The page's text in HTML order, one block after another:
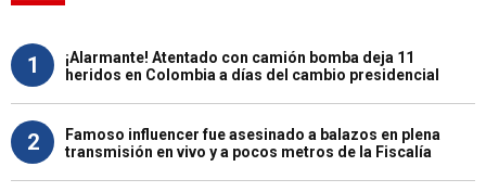
1
¡Alarmante! Atentado con camión bomba deja 11
heridos en Colombia a días del cambio presidencial
2
Famoso influencer fue asesinado a balazos en plena
transmisión en vivo y a pocos metros de la Fiscalía